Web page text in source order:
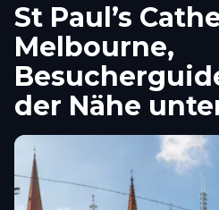
St Paul’s
Melbourne,
der Nähe